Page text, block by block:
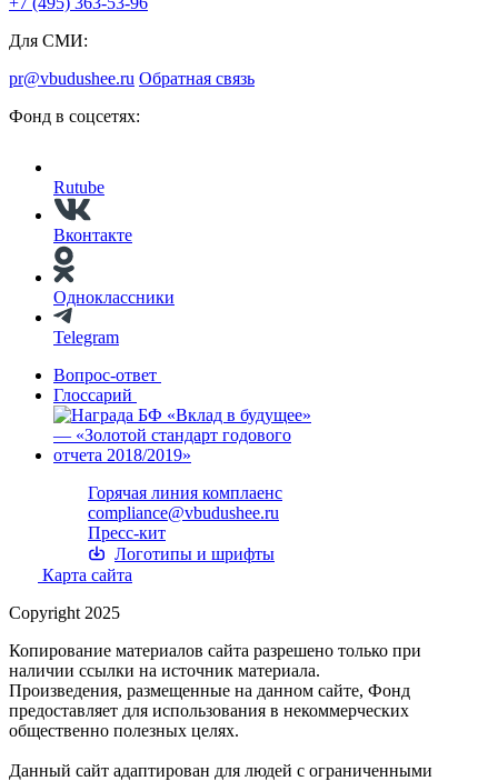
Для СМИ:
pr@vbudushee.ru Обратная связь
Фонд в соцсетях:
Rutube
Вконтакте
Одноклассники
Telegram
Вопрос-ответ
Глоссарий
Горячая линия комплаенс
compliance@vbudushee.ru
Пресс-кит
Логотипы и шрифты
Карта сайта
Copyright 2025
Копирование материалов сайта разрешено только при
наличии ссылки на источник материала.
Произведения, размещенные на данном сайте, Фонд
предоставляет для использования в некоммерческих
общественно полезных целях.
Данный сайт адаптирован для людей с ограниченными